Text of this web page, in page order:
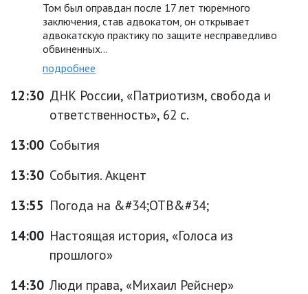
Том был оправдан после 17 лет тюремного
заключения, став адвокатом, он открывает
адвокатскую практику по защите несправедливо
обвиненных...
подробнее
12:30 ДНК России, «Патриотизм, свобода и
ответственность», 62 с.
13:00 События
13:30 События. Акцент
13:55 Погода на &#34;ОТВ&#34;
14:00 Настоящая история, «Голоса из
прошлого»
14:30 Люди права, «Михаил Рейснер»